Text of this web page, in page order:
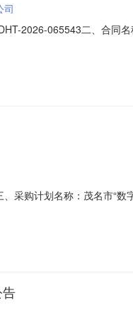
司
2026-065543二、合同
区茂羊路123号大院1号
购计划名称：茂名市“数